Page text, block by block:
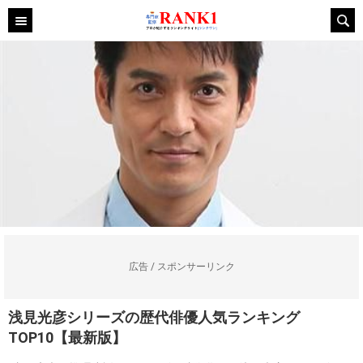
広告 / スポンサーリンク
浅見光彦シリーズの歴代俳優人気ランキング
TOP10【最新版】